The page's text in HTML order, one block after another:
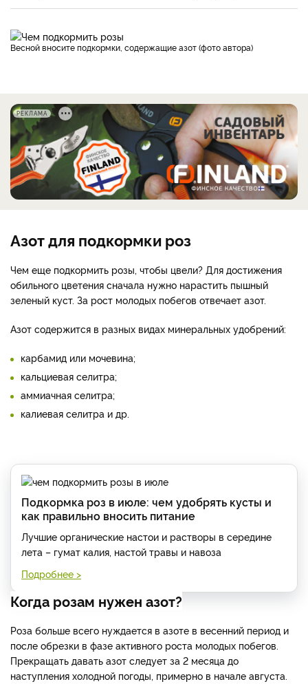
Весной вносите подкормки, содержащие азот (фото автора)
РЕКЛАМА
Азот для подкормки роз
Чем еще подкормить розы, чтобы цвели? Для достижения
обильного цветения сначала нужно нарастить пышный
зеленый куст. За рост молодых побегов отвечает азот.
Азот содержится в разных видах минеральных удобрений:
карбамид или мочевина;
кальциевая селитра;
аммиачная селитра;
калиевая селитра и др.
Подкормка роз в июле: чем удобрять кусты и
как правильно вносить питание
Лучшие органические настои и растворы в середине
лета – гумат калия, настой травы и навоза
Подробнее >
Когда розам нужен азот?
Роза больше всего нуждается в азоте в весенний период и
после обрезки в фазе активного роста молодых побегов.
Прекращать давать азот следует за 2 месяца до
наступления холодной погоды, примерно в начале августа.